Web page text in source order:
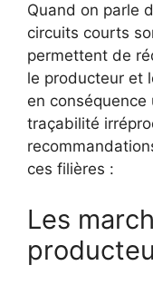
Quand on parle
circuits courts
permettent de
le producteur et
en
traçabilité
ces filières :
Les